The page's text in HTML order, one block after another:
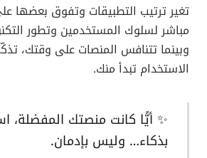
تغير ترتيب التطبيقات وتفوق بعضها
مباشر لسلوك المستخدمين وتطور
وبينما تتنافس المنصات على وقتك،
الاستخدام تبدأ منك.
✨ أيًّا كانت منصتك المفضلة،
بذكاء… وليس بإدمان.